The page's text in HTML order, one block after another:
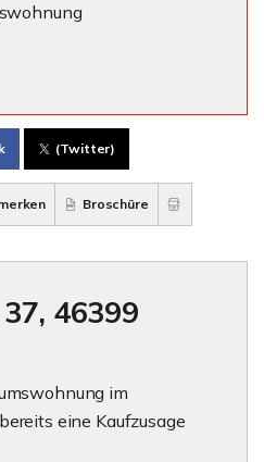
(Twitter)
Broschüre
46399
im
eine Kaufzusage